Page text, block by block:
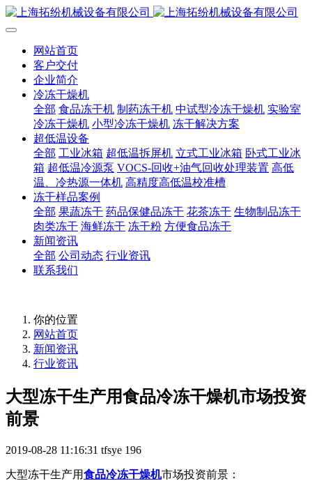
网站首页
客户交付
企业简介
冷冻干燥机
全部 食品冻干机 制药冻干机 中试型冷冻干燥机 实验室
冷冻干燥机 小型冷冻干燥机 冻干解决方案
超低温设备
全部 工业冰箱 超低温拆屏机 立式工业冰箱 卧式工业冰
箱 超低温冷源泵 VOCS-回收+油气回收处理装置 高低
温、冷热源一体机 高精度高低温校准槽
冻干样品案例
全部 果蔬冻干 药品保健品冻干 花茶冻干 生物制品冻干
肉类冻干 海鲜冻干 冻干粉 方便食品冻干
新闻资讯
全部 公司动态 行业资讯
联系我们
你的位置
网站首页
新闻资讯
行业资讯
大型冻干生产用食品冷冻干燥机市场投资
前景
2019-08-28 11:16:31 tfsye 196
大型冻干生产用食品冷冻干燥机市场投资前景：